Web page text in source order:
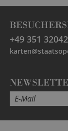
+49 351